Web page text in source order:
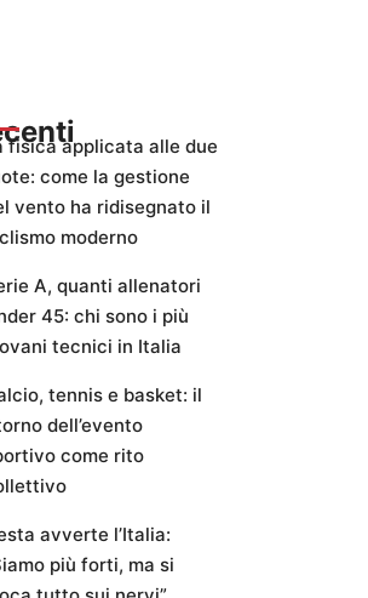
fisica applicata alle due
come la gestione
vento ha ridisegnato il
moderno
A, quanti allenatori
45: chi sono i più
tecnici in Italia
tennis e basket: il
dell’evento
come rito
avverte l’Italia:
più forti, ma si